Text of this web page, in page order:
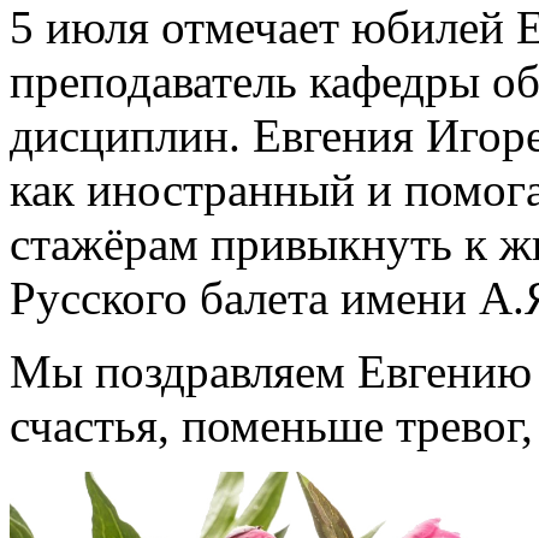
5 июля отмечает юбилей
преподаватель кафедры
дисциплин. Евгения
как иностранный и
стажёрам привыкнуть к
Русского балета имени
Мы поздравляем
счастья, поменьше